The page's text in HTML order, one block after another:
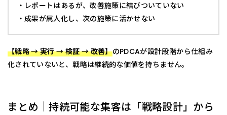
・レポートはあるが、改善施策に結びついていない
・成果が属人化し、次の施策に活かせない
【戦略 → 実行 → 検証 → 改善】のPDCAが設計段階から仕組み
化されていないと、戦略は継続的な価値を持ちません。
まとめ｜持続可能な集客は「戦略設計」から